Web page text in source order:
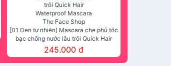
[01 Đen tự nhiên] Mascara che phủ tóc
bạc chống nước lâu trôi Quick Hair
Waterproof Mascara The Face Shop
245.000 đ